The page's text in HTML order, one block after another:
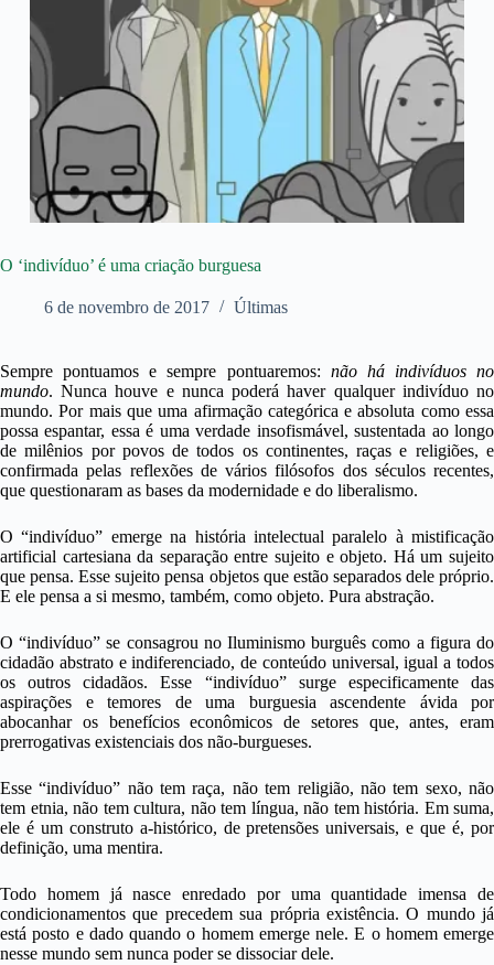
O ‘indivíduo’ é uma criação burguesa
6 de novembro de 2017 Últimas
Sempre pontuamos e sempre pontuaremos: não há indivíduos no
mundo. Nunca houve e nunca poderá haver qualquer indivíduo no
mundo. Por mais que uma afirmação categórica e absoluta como essa
possa espantar, essa é uma verdade insofismável, sustentada ao longo
de milênios por povos de todos os continentes, raças e religiões, e
confirmada pelas reflexões de vários filósofos dos séculos recentes,
que questionaram as bases da modernidade e do liberalismo.
O “indivíduo” emerge na história intelectual paralelo à mistificação
artificial cartesiana da separação entre sujeito e objeto. Há um sujeito
que pensa. Esse sujeito pensa objetos que estão separados dele próprio.
E ele pensa a si mesmo, também, como objeto. Pura abstração.
O “indivíduo” se consagrou no Iluminismo burguês como a figura do
cidadão abstrato e indiferenciado, de conteúdo universal, igual a todos
os outros cidadãos. Esse “indivíduo” surge especificamente das
aspirações e temores de uma burguesia ascendente ávida por
abocanhar os benefícios econômicos de setores que, antes, eram
prerrogativas existenciais dos não-burgueses.
Esse “indivíduo” não tem raça, não tem religião, não tem sexo, não
tem etnia, não tem cultura, não tem língua, não tem história. Em suma,
ele é um construto a-histórico, de pretensões universais, e que é, por
definição, uma mentira.
Todo homem já nasce enredado por uma quantidade imensa de
condicionamentos que precedem sua própria existência. O mundo já
está posto e dado quando o homem emerge nele. E o homem emerge
nesse mundo sem nunca poder se dissociar dele.